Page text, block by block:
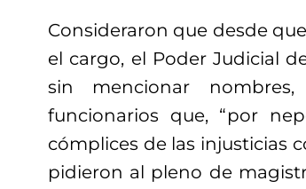
Consideraron que desde
el cargo, el Poder Judicial
sin mencionar
funcionarios que, “por
cómplices de las injusticias
pidieron al pleno de